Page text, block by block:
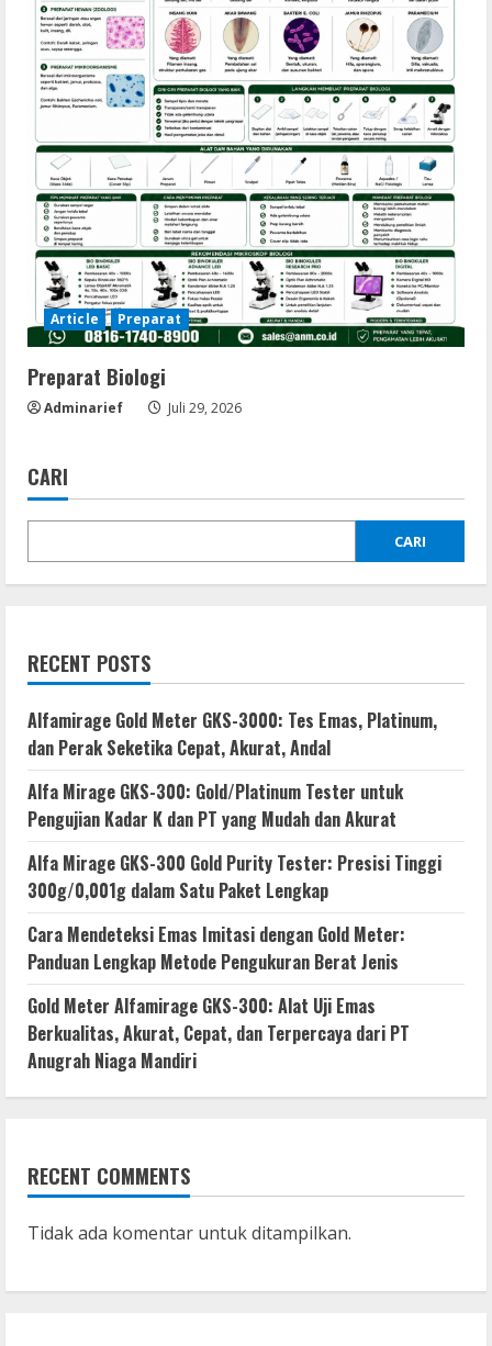
Article Preparat
Preparat Biologi
Adminarief Juli 29, 2026
CARI
CARI
RECENT POSTS
Alfamirage Gold Meter GKS-3000: Tes Emas, Platinum,
dan Perak Seketika Cepat, Akurat, Andal
Alfa Mirage GKS-300: Gold/Platinum Tester untuk
Pengujian Kadar K dan PT yang Mudah dan Akurat
Alfa Mirage GKS-300 Gold Purity Tester: Presisi Tinggi
300g/0,001g dalam Satu Paket Lengkap
Cara Mendeteksi Emas Imitasi dengan Gold Meter:
Panduan Lengkap Metode Pengukuran Berat Jenis
Gold Meter Alfamirage GKS-300: Alat Uji Emas
Berkualitas, Akurat, Cepat, dan Terpercaya dari PT
Anugrah Niaga Mandiri
RECENT COMMENTS
Tidak ada komentar untuk ditampilkan.